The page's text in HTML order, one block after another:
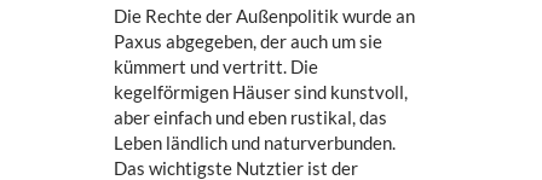
Die Rechte der Außenpolitik wurde an
Paxus abgegeben, der auch um sie
kümmert und vertritt. Die
kegelförmigen Häuser sind kunstvoll,
aber einfach und eben rustikal, das
Leben ländlich und naturverbunden.
Das wichtigste Nutztier ist der